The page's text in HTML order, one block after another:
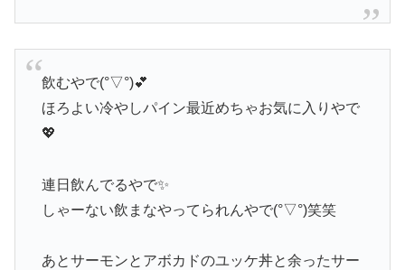
飲むやで(°▽°)💕
ほろよい冷やしパイン最近めちゃお気に入りやで
💖
連日飲んでるやで✨
しゃーない飲まなやってられんやで(°▽°)笑笑
あとサーモンとアボカドのユッケ丼と余ったサー